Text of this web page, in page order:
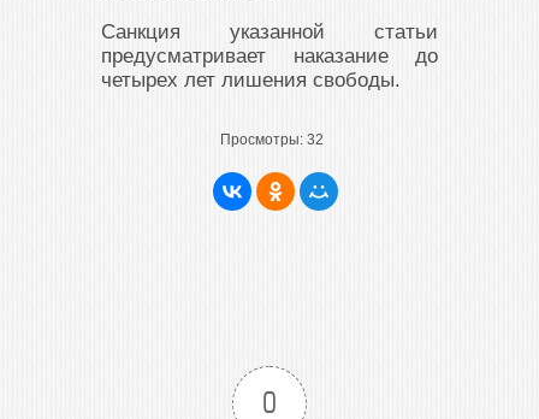
Санкция указанной статьи
предусматривает наказание до
четырех лет лишения свободы.
Просмотры: 32
0